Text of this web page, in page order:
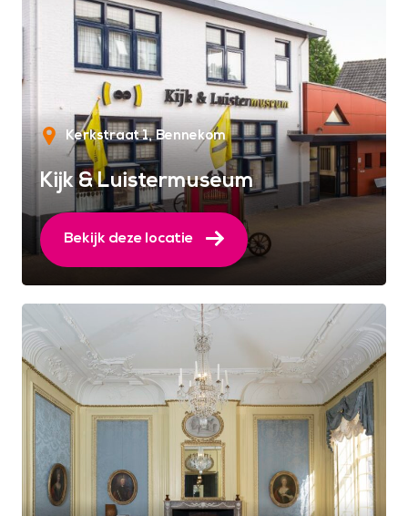
Kerkstraat 1 Bennekom
Kijk & Luistermuseum
Bekijk deze locatie